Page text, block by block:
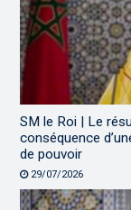
SM le Roi | Le
conséquence
de pouvoir
29/07/2026